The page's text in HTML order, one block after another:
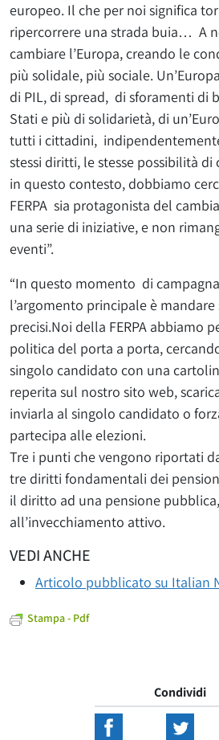
europeo. Il che per noi significa
ripercorrere una strada buia… A
cambiare l’Europa, creando le
più solidale, più sociale.
di PIL, di spread, di sforamenti di
Stati e più di solidarietà, di
tutti i cittadini,
stessi diritti, le stesse possibilità di
in questo contesto, dobbiamo
FERPA sia protagonista del
una serie di iniziative, e non
eventi”.
“In questo momento di
l’argomento principale è mandare
precisi.Noi della FERPA abbiamo
politica del porta a porta,
singolo candidato con una
reperita sul nostro sito web,
inviarla al singolo candidato o
partecipa alle elezioni.
Tre i punti che vengono riportati
tre diritti fondamentali dei
il diritto ad una pensione
all’invecchiamento attivo.
VEDI ANCHE
Articolo pubblicato su Italian
Stampa - Pdf
Condividi